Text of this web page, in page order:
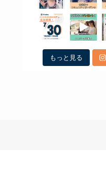
もっと見る